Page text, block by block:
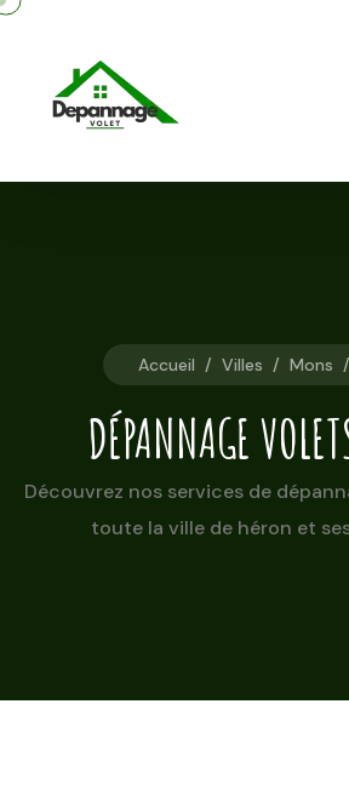
Accueil / Villes / Mons /
DÉPANNAGE
Découvrez nos services de
toute la ville de héron et